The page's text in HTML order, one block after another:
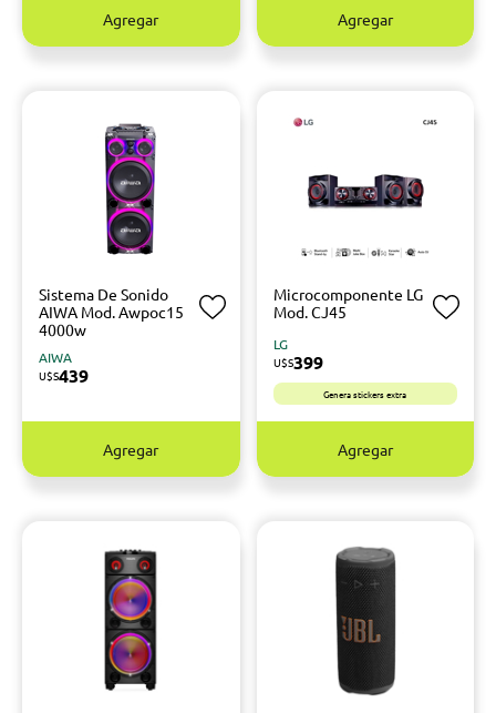
Agregar Agregar
Sistema De Sonido
AIWA Mod. Awpoc15
4000w
AIWA
U$S439
Agregar
Microcomponente LG
Mod. CJ45
LG
U$S399
Genera stickers extra
Agregar